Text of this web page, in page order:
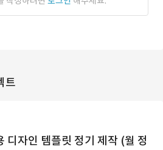
트
디자인 템플릿 정기 제작 (월 정